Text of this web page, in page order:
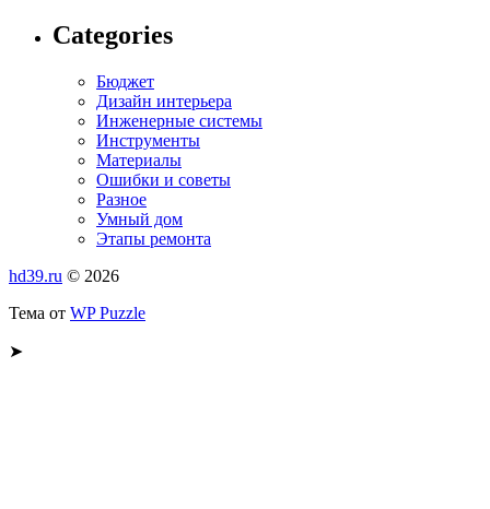
Categories
Бюджет
Дизайн интерьера
Инженерные системы
Инструменты
Материалы
Ошибки и советы
Разное
Умный дом
Этапы ремонта
hd39.ru © 2026
Тема от WP Puzzle
➤